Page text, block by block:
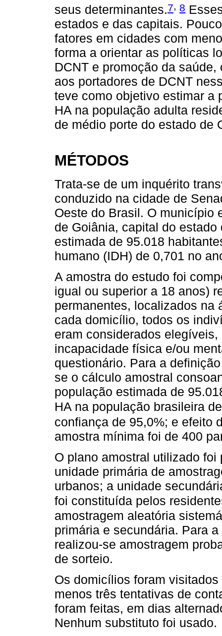
seus determinantes.7 8
estados e das capitais.
fatores em cidades com
forma a orientar as políticas
DCNT e promoção da
aos portadores de DCNT
teve como objetivo estimar a
HA na população adulta
de médio porte do estado de
MÉTODOS
Trata-se de um inquérito
conduzido na cidade de
Oeste do Brasil. O município
de Goiânia, capital do
estimada de 95.018
humano (IDH) de 0,701 no
A amostra do estudo foi
igual ou superior a 18 anos)
permanentes, localizados na
cada domicílio, todos os
eram considerados
incapacidade física e/ou
questionário. Para a
se o cálculo amostral
população estimada de
HA na população brasileira
confiança de 95,0%; e efeito
amostra mínima foi de 400
O plano amostral utilizado
unidade primária de
urbanos; a unidade
foi constituída pelos
amostragem aleatória
primária e secundária. Para
realizou-se amostragem
de sorteio.
Os domicílios foram
menos três tentativas de
foram feitas, em dias
Nenhum substituto foi usado.